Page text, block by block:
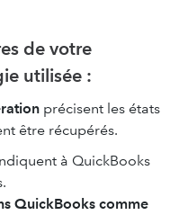
de votre
utilisée :
précisent les états
être récupérés.
à QuickBooks
QuickBooks comme